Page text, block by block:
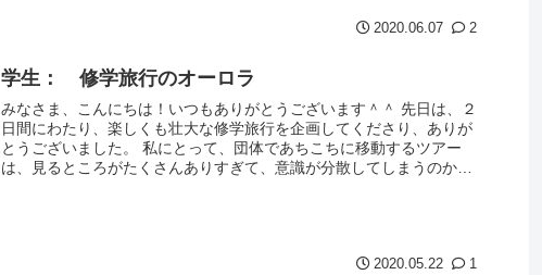
2020.06.07 2
学生： 修学旅行のオーロラ
みなさま、こんにちは！いつもありがとうございます＾＾ 先日は、２
日間にわたり、楽しくも壮大な修学旅行を企画してくださり、ありが
とうございました。 私にとって、団体であちこちに移動するツアー
は、見るところがたくさんありすぎて、意識が分散してしまうのか、
2020.05.22 1